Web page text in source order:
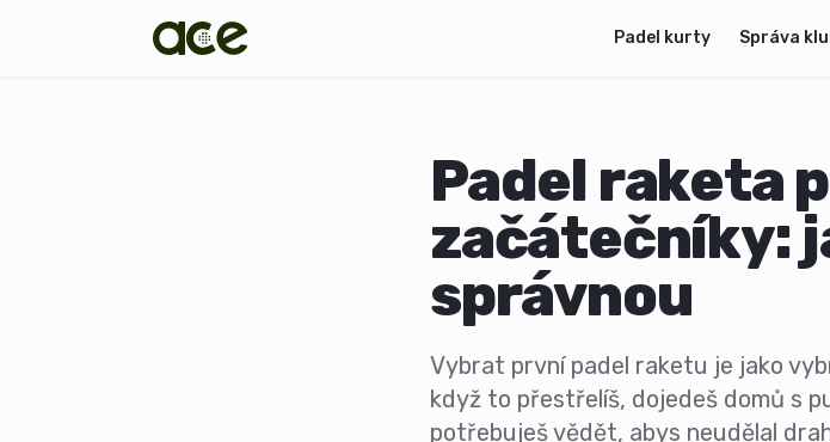
Padel kurty Správa
Padel raketa
začátečníky:
správnou
Vybrat první padel raketu je jako
když to přestřelíš, dojedeš domů s
potřebuješ vědět, abys neudělal